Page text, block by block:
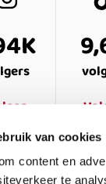
van cookies
content en
te